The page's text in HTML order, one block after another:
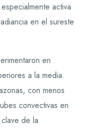
activa
en el sureste
en
a la media.
con menos
convectivas en
de la